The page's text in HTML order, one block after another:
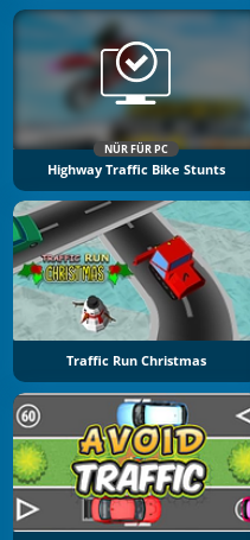
NÜR FÜR PC
Highway Traffic Bike Stunts
Traffic Run Christmas